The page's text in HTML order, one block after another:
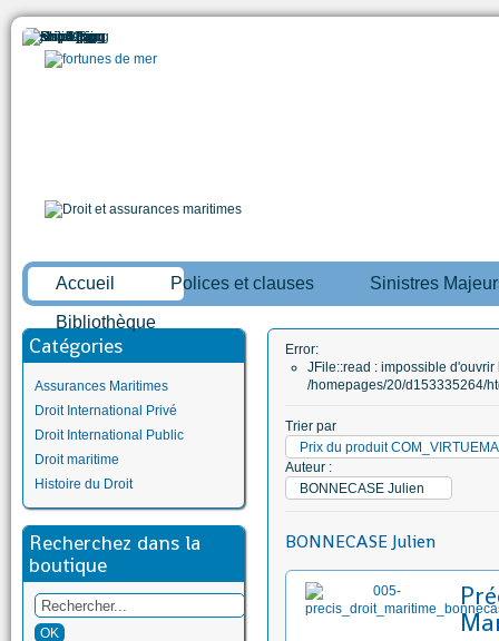
Accueil Polices et clauses Sinistres
Bibliothèque
Catégories
Assurances Maritimes
Droit International Privé
Droit International Public
Droit maritime
Histoire du Droit
Recherchez dans la
boutique
Error:
JFile::read : impossible d'ouvrir
/homepages/20/d153335264/
Trier par
Prix du produit
Auteur :
BONNECASE Julien
BONNECASE Julien